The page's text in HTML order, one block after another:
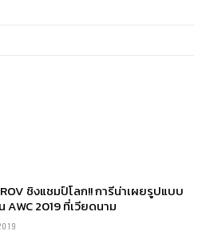
ชิงแชมป์โลก!! การีน่าเผยรูปแบบ
AWC 2019 ที่เวียดนาม